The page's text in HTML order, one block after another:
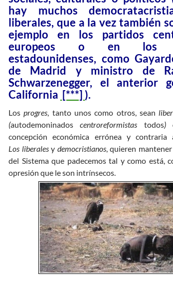
hay muchos
liberales, que a la vez también
ejemplo en los partidos
europeos o en los
estadounidenses, como
de Madrid y ministro de
Schwarzenegger, el anterior
California [***] ).
Losprogres, tanto unos como otros, sean
(autodemoninadoscentroreformistas todos)
concepción económica errónea y contraria
Los liberalesy democristianos, quieren
del Sistema que padecemos tal y como está,
opresión que le son intrínsecos.